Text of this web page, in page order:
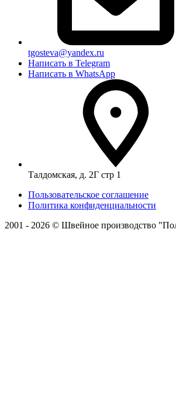
tgosteva@yandex.ru
Написать в Telegram
Написать в WhatsApp
Талдомская, д. 2Г стр 1
Пользовательское соглашение
Политика конфиденциальности
2001 - 2026 © Швейное производство